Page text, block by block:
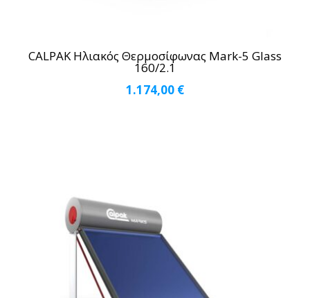
CALPAK Ηλιακός Θερμοσίφωνας Mark-5 Glass
160/2.1
1.174,00 €